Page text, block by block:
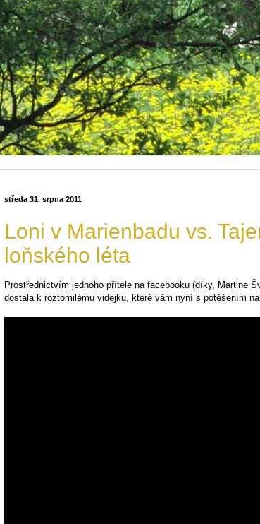
středa 31. srpna 2011
Loni v Marienbadu vs.
loňského léta
Prostřednictvím jednoho přítele na facebooku (díky, Martine
dostala k roztomilému videjku, které vám nyní s potěšením